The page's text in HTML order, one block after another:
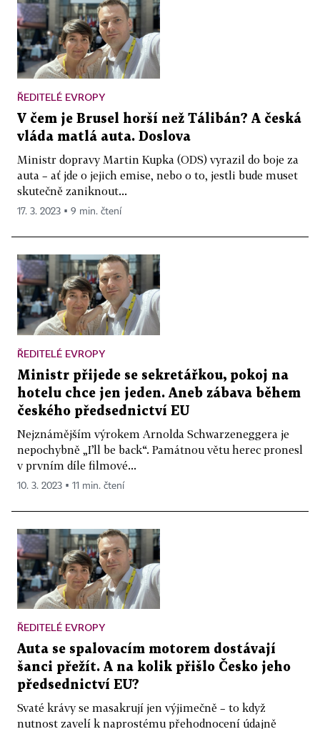
ŘEDITELÉ EVROPY
V čem je Brusel horší než Tálibán? A česká
vláda matlá auta. Doslova
Ministr dopravy Martin Kupka (ODS) vyrazil do boje za
auta – ať jde o jejich emise, nebo o to, jestli bude muset
skutečně zaniknout...
17. 3. 2023 ▪ 9 min. čtení
ŘEDITELÉ EVROPY
Ministr přijede se sekretářkou, pokoj na
hotelu chce jen jeden. Aneb zábava během
českého předsednictví EU
Nejznámějším výrokem Arnolda Schwarzeneggera je
nepochybně „I’ll be back“. Památnou větu herec pronesl
v prvním díle filmové...
10. 3. 2023 ▪ 11 min. čtení
ŘEDITELÉ EVROPY
Auta se spalovacím motorem dostávají
šanci přežít. A na kolik přišlo Česko jeho
předsednictví EU?
Svaté krávy se masakrují jen výjimečně – to když
nutnost zavelí k naprostému přehodnocení údajně